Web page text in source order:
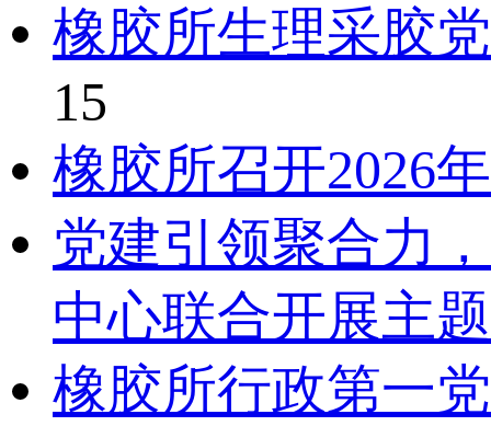
橡胶所生理采胶
15
橡胶所召开2026
党建引领聚合力
中心联合开展主
橡胶所行政第一